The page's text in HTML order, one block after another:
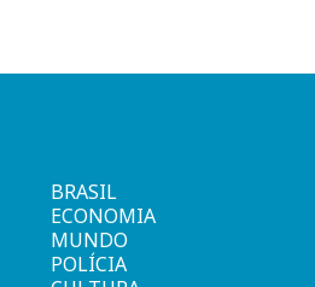
BRASIL
ECONOMIA
MUNDO
POLÍCIA